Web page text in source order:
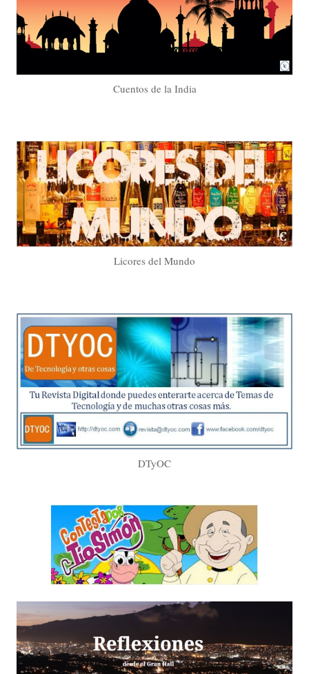
Cuentos de la India
Licores del Mundo
DTyOC